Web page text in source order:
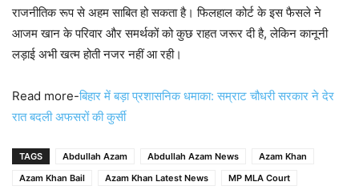
राजनीतिक रूप से अहम साबित हो सकता है। फिलहाल कोर्ट के इस फैसले ने
आजम खान के परिवार और समर्थकों को कुछ राहत जरूर दी है, लेकिन कानूनी
लड़ाई अभी खत्म होती नजर नहीं आ रही।
Read more-बिहार में बड़ा प्रशासनिक धमाका: सम्राट चौधरी सरकार ने देर
रात बदली अफसरों की कुर्सी
TAGS Abdullah Azam Abdullah Azam News
Azam Khan
Azam Khan Bail
Azam Khan Latest News
MP MLA Court